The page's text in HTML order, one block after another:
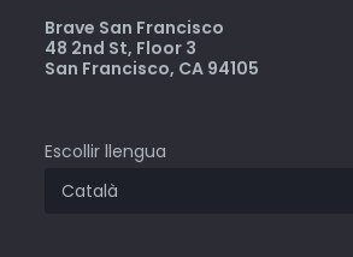
Brave San Francisco
48 2nd St, Floor 3
San Francisco, CA 94105
Escollir llengua